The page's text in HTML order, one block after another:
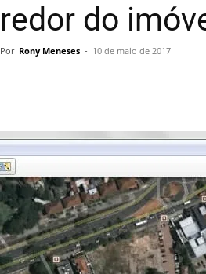
redor do
Por Rony Meneses - 10 de maio de 2017